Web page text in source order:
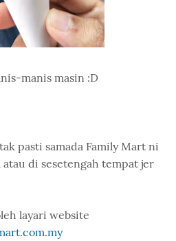
manis masin :D
pasti samada Family Mart ni
di sesetengah tempat jer
layari website